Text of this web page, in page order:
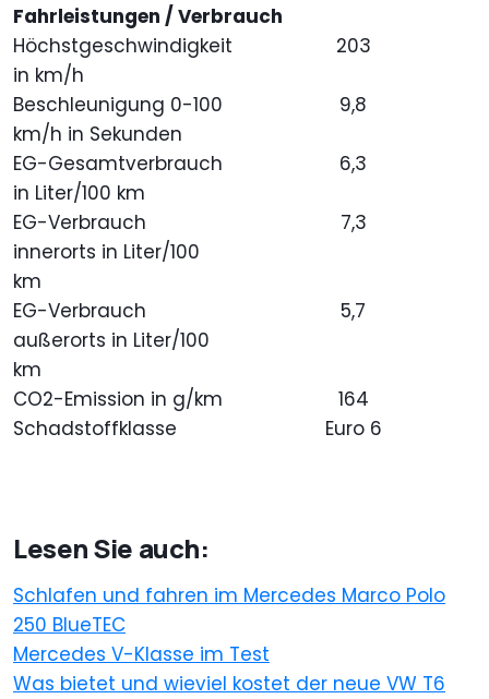
Fahrleistungen / Verbrauch
Höchstgeschwindigkeit
in km/h
203
Beschleunigung 0-100
km/h in Sekunden
9,8
EG-Gesamtverbrauch
in Liter/100 km
6,3
EG-Verbrauch
innerorts in Liter/100
km
7,3
EG-Verbrauch
außerorts in Liter/100
km
5,7
CO2-Emission in g/km
164
Schadstoffklasse
Euro 6
Lesen Sie auch:
Schlafen und fahren im Mercedes Marco Polo
250 BlueTEC
Mercedes V-Klasse im Test
Was bietet und wieviel kostet der neue VW T6